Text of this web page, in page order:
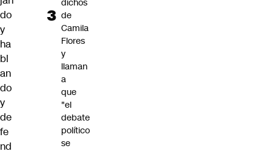
do
y
ha
bl
an
do
y
de
fe
nd
dichos
de
Camila
Flores
y
llaman
a
que
"el
debate
político
se